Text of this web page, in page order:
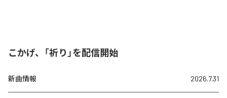
こかげ、「祈り」を配信開始
新曲情報 2026.7.31